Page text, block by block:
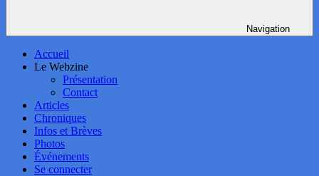
Navigation
Accueil
Le Webzine
Présentation
Contact
Articles
Chroniques
Infos et Brèves
Photos
Événements
Se connecter